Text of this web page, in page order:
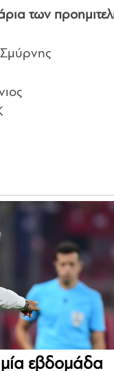
των
μία εβδομάδα